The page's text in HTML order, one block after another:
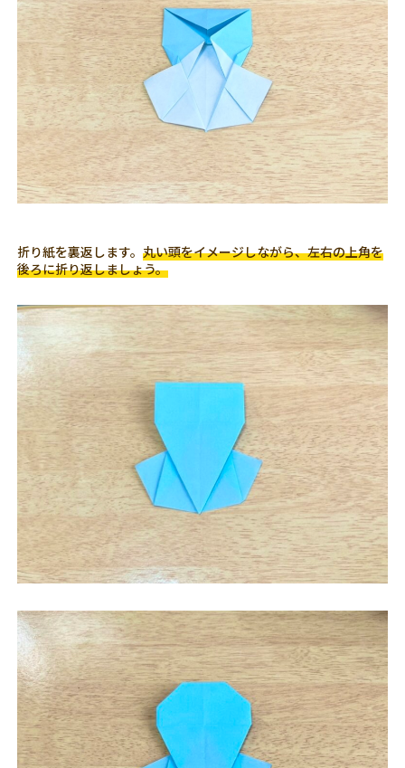
折り紙を裏返します。丸い頭をイメージしながら、左右の上角を
後ろに折り返しましょう。